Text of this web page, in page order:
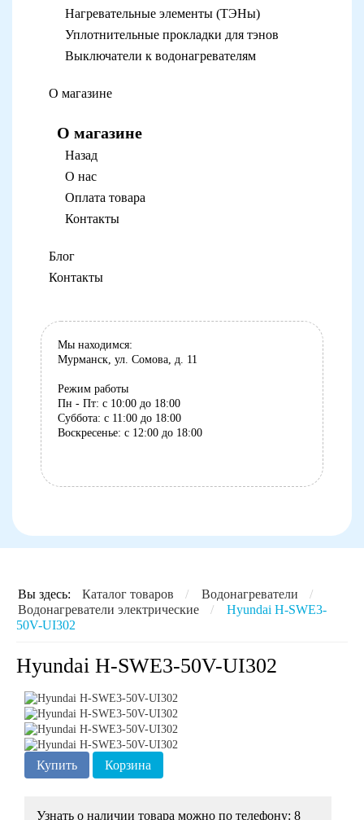
Нагревательные элементы (ТЭНы)
Уплотнительные прокладки для тэнов
Выключатели к водонагревателям
О магазине
О магазине
Назад
О нас
Оплата товара
Контакты
Блог
Контакты
Мы находимся:
Мурманск, ул. Сомова, д. 11
Режим работы
Пн - Пт: с 10:00 до 18:00
Суббота: с 11:00 до 18:00
Воскресенье: с 12:00 до 18:00
Вы здесь: Каталог товаров / Водонагреватели
/
Водонагреватели электрические
/
Hyundai H-SWE3-
50V-UI302
Hyundai H-SWE3-50V-UI302
Купить Корзина
Узнать о наличии товара можно по телефону: 8